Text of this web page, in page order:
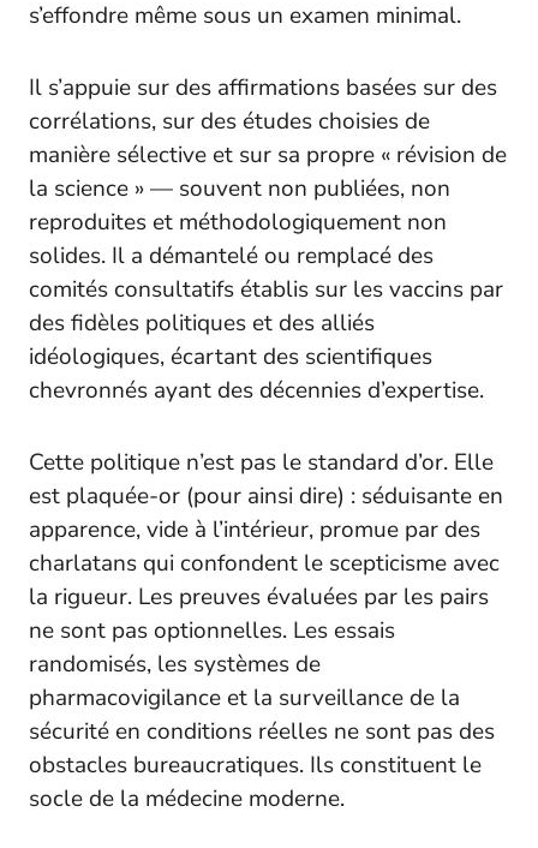
s’effondre même sous un examen minimal.
Il s’appuie sur des affirmations basées sur des
corrélations, sur des études choisies de
manière sélective et sur sa propre « révision de
la science » — souvent non publiées, non
reproduites et méthodologiquement non
solides. Il a démantelé ou remplacé des
comités consultatifs établis sur les vaccins par
des fidèles politiques et des alliés
idéologiques, écartant des scientifiques
chevronnés ayant des décennies d’expertise.
Cette politique n’est pas le standard d’or. Elle
est plaquée-or (pour ainsi dire) : séduisante en
apparence, vide à l’intérieur, promue par des
charlatans qui confondent le scepticisme avec
la rigueur. Les preuves évaluées par les pairs
ne sont pas optionnelles. Les essais
randomisés, les systèmes de
pharmacovigilance et la surveillance de la
sécurité en conditions réelles ne sont pas des
obstacles bureaucratiques. Ils constituent le
socle de la médecine moderne.